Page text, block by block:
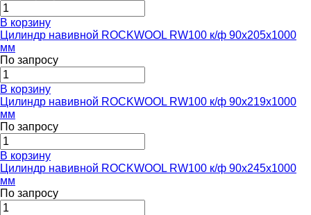
В корзину
Цилиндр навивной ROCKWOOL RW100 к/ф 90x205x1000
мм
По запросу
В корзину
Цилиндр навивной ROCKWOOL RW100 к/ф 90x219x1000
мм
По запросу
В корзину
Цилиндр навивной ROCKWOOL RW100 к/ф 90x245x1000
мм
По запросу